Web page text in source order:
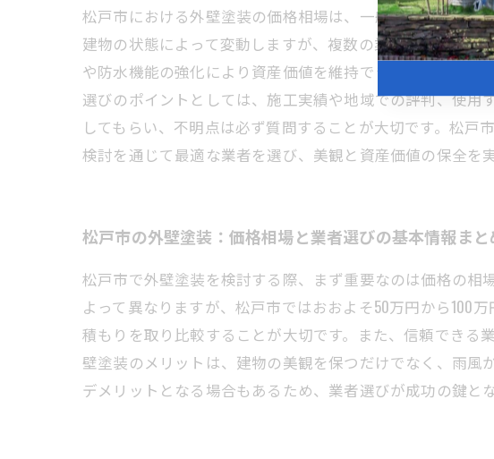
松戸市における外壁塗装の価格相場は、一般的に1平方メ
建物の状態によって変動しますが、複数の業者から見積
や防水機能の強化により資産価値を維持できる点にあり
選びのポイントとしては、施工実績や地域での評判、使
してもらい、不明点は必ず質問することが大切です。松
検討を通じて最適な業者を選び、美観と資産価値の保全を
松戸市の外壁塗装：価格相場と業者選びの基本情報まと
松戸市で外壁塗装を検討する際、まず重要なのは価格の
よって異なりますが、松戸市ではおおよそ50万円から100
積もりを取り比較することが大切です。また、信頼でき
壁塗装のメリットは、建物の美観を保つだけでなく、雨
デメリットとなる場合もあるため、業者選びが成功の鍵と